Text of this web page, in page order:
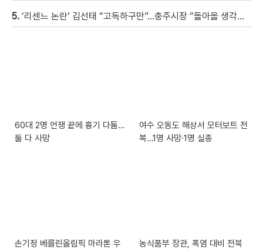
5. ‘리센느 논란’ 김선태 “고독하구만”…충주시장 “돌아올 생각은?”
60대 2명 언쟁 끝에 흉기 다툼…
둘 다 사망
여수 오동도 해상서 모터보트 전
복…1명 사망·1명 실종
손기정 베를린올림픽 마라톤 우
농식품부 장관, 폭염 대비 전북